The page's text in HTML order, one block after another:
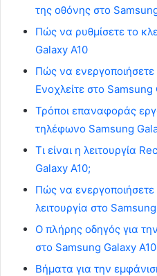
της οθόνης στο
Πώς να ρυθμίσετε το
Galaxy A10
Πώς να ενεργοποιήσετε
Ενοχλείτε στο
Τρόποι επαναφοράς
τηλέφωνο Samsung
Τι είναι η λειτουργία
Galaxy A10;
Πώς να
λειτουργία στο
Ο πλήρης οδηγός για
στο Samsung Galaxy A10
Βήματα για την